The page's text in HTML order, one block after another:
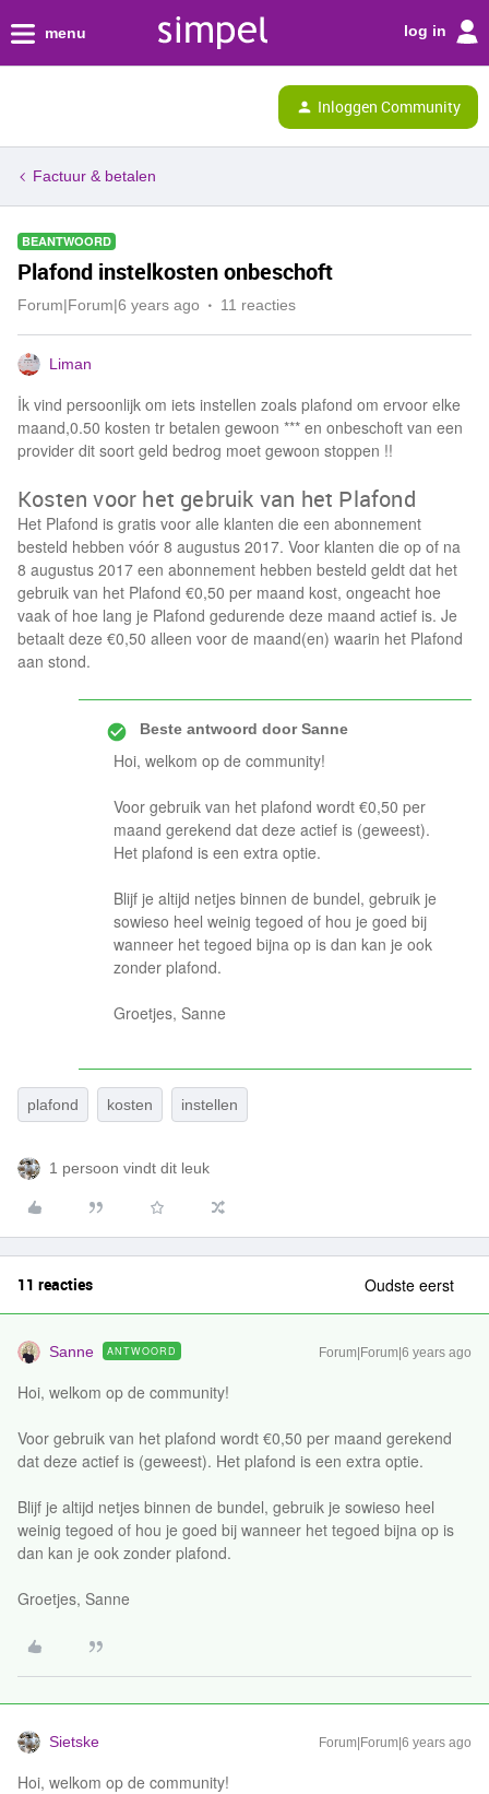
menu log in
Inloggen Community
Factuur & betalen
BEANTWOORD
Plafond instelkosten onbeschoft
Forum|Forum|6 years ago 11 reacties
Liman
İk vind persoonlijk om iets instellen zoals plafond om ervoor elke
maand,0.50 kosten tr betalen gewoon *** en onbeschoft van een
provider dit soort geld bedrog moet gewoon stoppen !!
Kosten voor het gebruik van het Plafond
Het Plafond is gratis voor alle klanten die een abonnement
besteld hebben vóór 8 augustus 2017. Voor klanten die op of na
8 augustus 2017 een abonnement hebben besteld geldt dat het
gebruik van het Plafond €0,50 per maand kost, ongeacht hoe
vaak of hoe lang je Plafond gedurende deze maand actief is. Je
betaalt deze €0,50 alleen voor de maand(en) waarin het Plafond
aan stond.
Beste antwoord doorSanne
Hoi, welkom op de community!
Voor gebruik van het plafond wordt €0,50 per
maand gerekend dat deze actief is (geweest).
Het plafond is een extra optie.
Blijf je altijd netjes binnen de bundel, gebruik je
sowieso heel weinig tegoed of hou je goed bij
wanneer het tegoed bijna op is dan kan je ook
zonder plafond.
Groetjes, Sanne
plafond kosten instellen
1 persoon vindt dit leuk
11 reacties Oudste eerst
Sanne ANTWOORD Forum|Forum|6 years ago
Hoi, welkom op de community!
Voor gebruik van het plafond wordt €0,50 per maand gerekend
dat deze actief is (geweest). Het plafond is een extra optie.
Blijf je altijd netjes binnen de bundel, gebruik je sowieso heel
weinig tegoed of hou je goed bij wanneer het tegoed bijna op is
dan kan je ook zonder plafond.
Groetjes, Sanne
Sietske Forum|Forum|6 years ago
Hoi, welkom op de community!